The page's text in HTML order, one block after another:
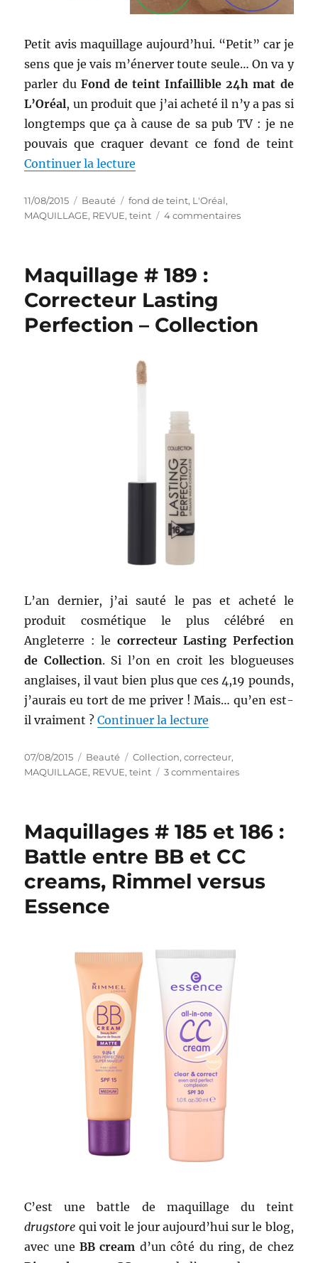
Petit avis maquillage aujourd’hui. “Petit” car je
sens que je vais m’énerver toute seule… On va y
parler du Fond de teint Infaillible 24h mat de
L’Oréal, un produit que j’ai acheté il n’y a pas si
longtemps que ça à cause de sa pub TV : je ne
pouvais que craquer devant ce fond de teint
Continuer la lecture
Publié
le
11/08/2015 Catégories
Beauté Étiquettes
fond de teint, L'Oréal,
MAQUILLAGE, REVUE,teint 4 commentairessur
teint
Infaillible
Maquillage # 189 :
Correcteur Lasting
Perfection – Collection
L’an dernier, j’ai sauté le pas et acheté le
produit cosmétique le plus célébré en
Angleterre : le correcteur Lasting Perfection
de Collection. Si l’on en croit les blogueuses
anglaises, il vaut bien plus que ces 4,19 pounds,
j’aurais eu tort de me priver ! Mais… qu’en est-
il vraiment ?Continuer la lecture
Publié
le
07/08/2015 Catégories
Beauté Étiquettes
Collection,correcteur,
MAQUILLAGE, REVUE,teint 3 commentairessur
:
Lasting
Perfection
–
Maquillages # 185 et 186 :
Battle entre BB et CC
creams, Rimmel versus
Essence
C’est une battle de maquillage du teint
drugstore qui voit le jour aujourd’hui sur le blog,
avec uneBB cream d’un côté du ring, de chez